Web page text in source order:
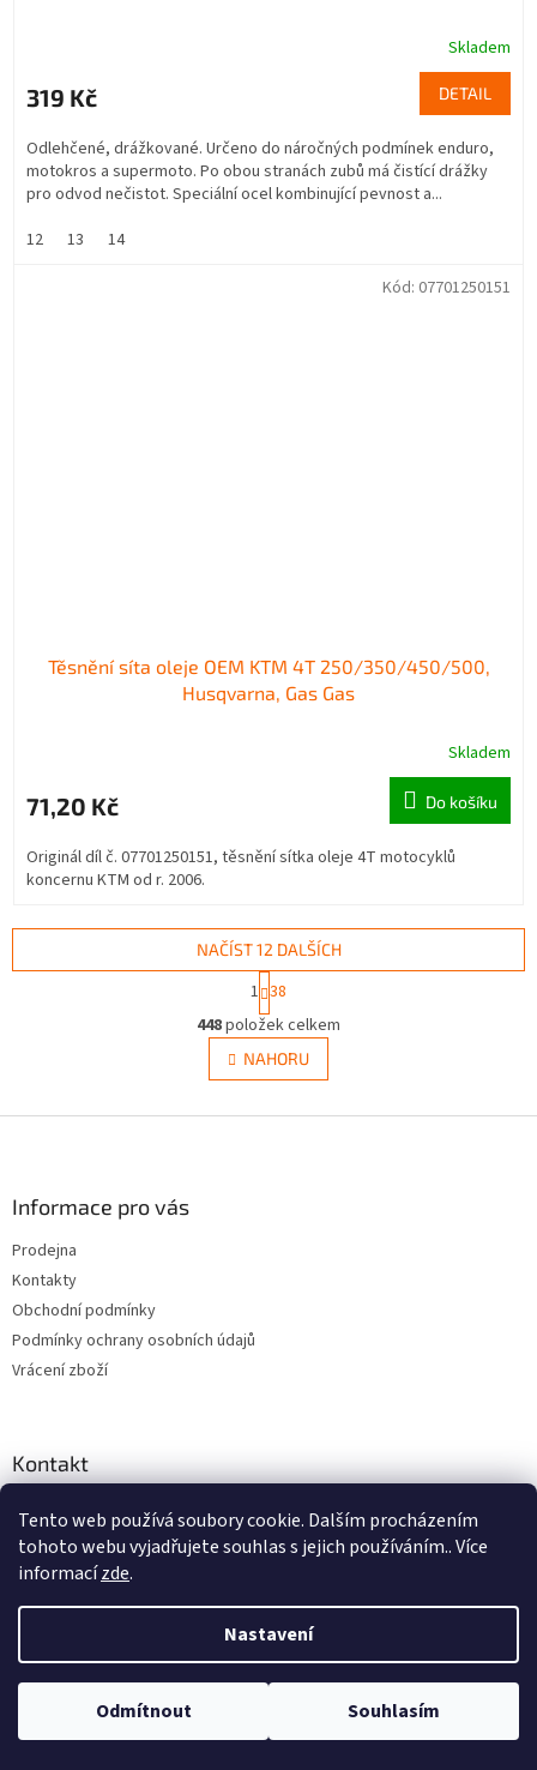
Tento web používá soubory cookie. Dalším procházením
tohoto webu vyjadřujete souhlas s jejich používáním.. Více
informacízde.
Nastavení
Odmítnout Souhlasím
Skladem
319 Kč DETAIL
Odlehčené, drážkované. Určeno do náročných podmínek enduro,
motokros a supermoto. Po obou stranách zubů má čistící drážky
pro odvod nečistot. Speciální ocel kombinující pevnost a...
12
13 14
Těsnění síta oleje OEM KTM 4T 250/350/450/500,
Husqvarna, Gas Gas
Skladem
71,20 Kč Do košíku
Originál díl č. 07701250151, těsnění sítka oleje 4T motocyklů
koncernu KTM od r. 2006.
Kód: 07701250151
O
v
l
á
NAČÍST 12 DALŠÍCH
S
t
r
á
n
k
v
1 38
448položek celkem
NAHORU
Informace pro vás
Prodejna
Kontakty
Obchodní podmínky
Podmínky ochrany osobních údajů
Vrácení zboží
Kontakt
info@enduro9.cz
+420 731 443 044
+420 731 443 044
ENDURO9.CZ Vše pro enduro
Adresa prodejny
Požárnická 182/19, Šumbark